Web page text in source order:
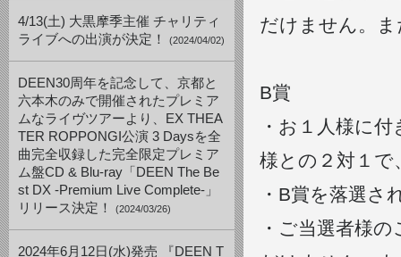
4/13(土) 大黒摩季主催 チャリティ
ライブへの出演が決定！
(2024/04/02)
DEEN30周年を記念して、京都と
六本木のみで開催されたプレミア
ムなライヴツアーより、EX THEA
TER ROPPONGI公演 3 Daysを全
曲完全収録した完全限定プレミア
ム盤CD & Blu-ray「DEEN The Be
st DX -Premium Live Complete-」
リリース決定！
(2024/03/26)
2024年6月12日(水)発売 『DEEN T
だけません。
B賞
・お１人様に
様との２対１
・B賞を落選さ
・ご当選者様